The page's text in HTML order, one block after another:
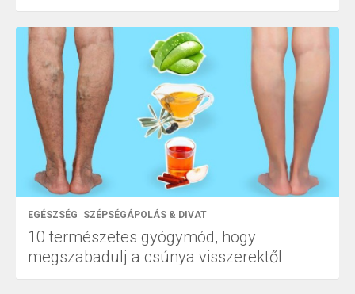
EGÉSZSÉG SZÉPSÉGÁPOLÁS & DIVAT
10 természetes gyógymód, hogy
megszabadulj a csúnya visszerektől